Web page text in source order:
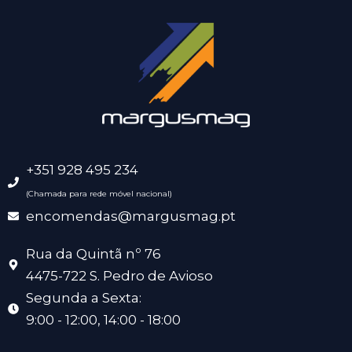
+351 928 495 234
(Chamada para rede móvel nacional)
encomendas@margusmag.pt
Rua da Quintã nº 76
4475-722 S. Pedro de Avioso
Segunda a Sexta:
9:00 - 12:00, 14:00 - 18:00